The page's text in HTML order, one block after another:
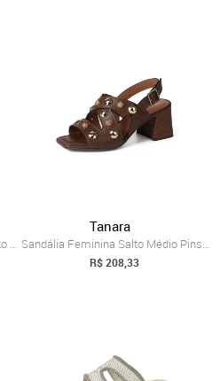
Sandália Feminina Salto Bloco Alto Estil...
Tanara
Sandália Feminina Salto Médio Pins Pedra...
R$ 208,33